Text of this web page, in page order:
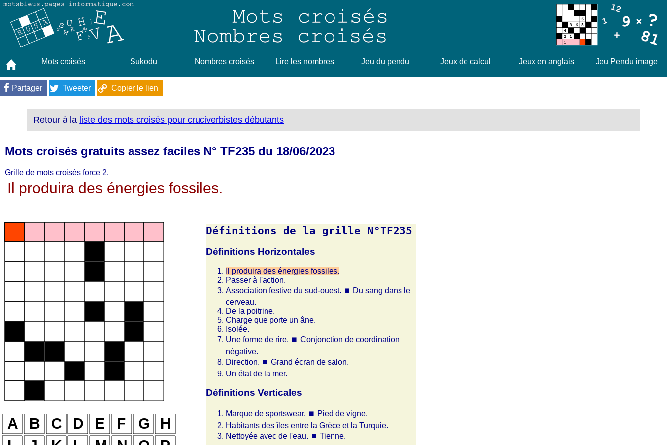
Mots croisés Sukodu Nombres croisés Lire les nombres Jeu du pendu Jeux de calcul Jeux en anglais Jeu Pendu image
Partager Tweeter Copier le lien
Retour à la liste des mots croisés pour cruciverbistes débutants
Mots croisés gratuits assez faciles N° TF235 du 18/06/2023
Grille de mots croisés force 2.
Il produira des énergies fossiles.
Définitions de la grille N°TF235
Définitions Horizontales
Il produira des énergies fossiles.
Passer à l'action.
Association festive du sud-ouest. ⏹ Du sang dans le
cerveau.
De la poitrine.
Charge que porte un âne.
Isolée.
Une forme de rire. ⏹ Conjonction de coordination
négative.
Direction. ⏹ Grand écran de salon.
Un état de la mer.
Définitions Verticales
Marque de sportswear. ⏹ Pied de vigne.
Habitants des îles entre la Grèce et la Turquie.
Nettoyée avec de l'eau. ⏹ Tienne.